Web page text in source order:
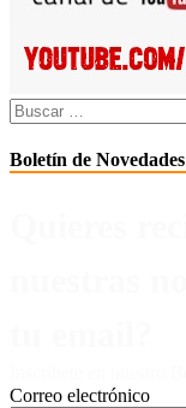
Buscar:
Boletín de Novedades
Correo electrónico